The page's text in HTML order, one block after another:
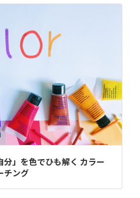
分」を色でひも解く カラー
チング